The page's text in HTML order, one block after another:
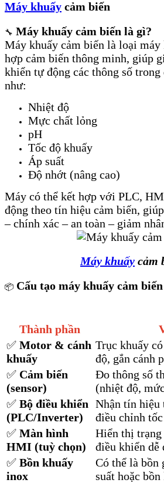
Máy khuấy cảm biến
🔧 Máy khuấy cảm biến là gì?
Máy khuấy cảm biến là loại
hợp cảm biến thông minh, giúp
khiển tự động các thông số
như:
Nhiệt độ
Mực chất lỏng
pH
Tốc độ khuấy
Áp suất
Độ nhớt (nâng cao)
Máy có thể kết hợp với PLC,
động theo tín hiệu cảm biến,
– chính xác – an toàn – giảm
Máy khuấy cảm
📦 Cấu tạo máy khuấy cảm
Thành phần
✅ Motor & cánh
khuấy
Trục khuấy
độ, gắn cánh
✅ Cảm biến
(sensor)
Đo thông số
(nhiệt độ,
✅ Bộ điều khiển
(PLC/Inverter)
Nhận tín hiệu
điều chỉnh
✅ Màn hình
HMI (tuỳ chọn)
Hiển thị trạng
điều khiển dễ
✅ Bồn khuấy
inox
Có thể là bồn
suất hoặc